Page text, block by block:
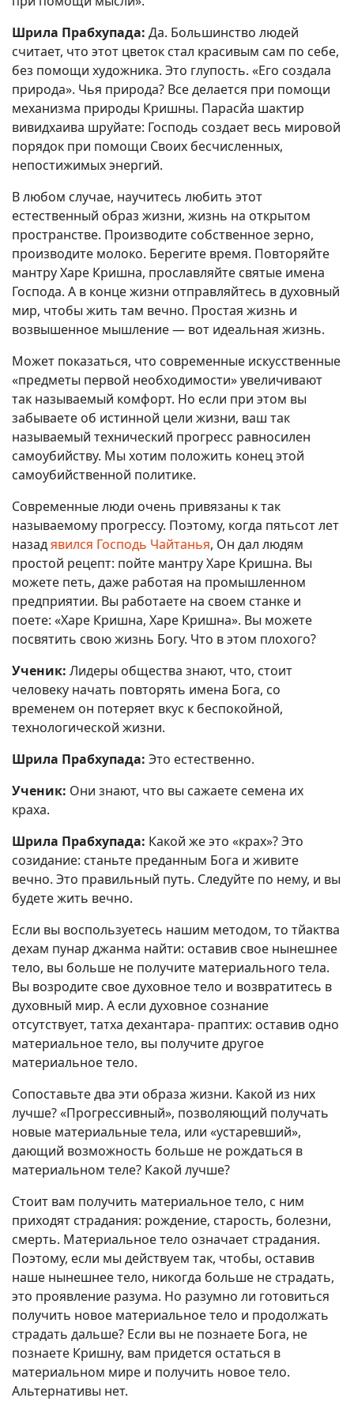
Шрила Прабхупада: Да. Большинство людей
считает, что этот цветок стал красивым сам по себе,
без помощи художника. Это глупость. «Его создала
природа». Чья природа? Все делается при помощи
механизма природы Кришны. Парасйа шактир
вивидхаива шруйате: Господь создает весь мировой
порядок при помощи Своих бесчисленных,
непостижимых энергий.
В любом случае, научитесь любить этот
естественный образ жизни, жизнь на открытом
пространстве. Производите собственное зерно,
производите молоко. Берегите время. Повторяйте
мантру Харе Кришна, прославляйте святые имена
Господа. А в конце жизни отправляйтесь в духовный
мир, чтобы жить там вечно. Простая жизнь и
возвышенное мышление — вот идеальная жизнь.
Может показаться, что современные искусственные
«предметы первой необходимости» увеличивают
так называемый комфорт. Но если при этом вы
забываете об истинной цели жизни, ваш так
называемый технический прогресс равносилен
самоубийству. Мы хотим положить конец этой
самоубийственной политике.
Современные люди очень привязаны к так
называемому прогрессу. Поэтому, когда пятьсот лет
назадявился Господь Чайтанья, Он дал людям
простой рецепт: пойте мантру Харе Кришна. Вы
можете петь, даже работая на промышленном
предприятии. Вы работаете на своем станке и
поете: «Харе Кришна, Харе Кришна». Вы можете
посвятить свою жизнь Богу. Что в этом плохого?
Ученик: Лидеры общества знают, что, стоит
человеку начать повторять имена Бога, со
временем он потеряет вкус к беспокойной,
технологической жизни.
Шрила Прабхупада: Это естественно.
Ученик: Они знают, что вы сажаете семена их
краха.
Шрила Прабхупада: Какой же это «крах»? Это
созидание: станьте преданным Бога и живите
вечно. Это правильный путь. Следуйте по нему, и вы
будете жить вечно.
Если вы воспользуетесь нашим методом, то тйактва
дехам пунар джанма найти: оставив свое нынешнее
тело, вы больше не получите материального тела.
Вы возродите свое духовное тело и возвратитесь в
духовный мир. А если духовное сознание
отсутствует, татха дехантара- праптих: оставив одно
материальное тело, вы получите другое
материальное тело.
Сопоставьте два эти образа жизни. Какой из них
лучше? «Прогрессивный», позволяющий получать
новые материальные тела, или «устаревший»,
дающий возможность больше не рождаться в
материальном теле? Какой лучше?
Стоит вам получить материальное тело, с ним
приходят страдания: рождение, старость, болезни,
смерть. Материальное тело означает страдания.
Поэтому, если мы действуем так, чтобы, оставив
наше нынешнее тело, никогда больше не страдать,
это проявление разума. Но разумно ли готовиться
получить новое материальное тело и продолжать
страдать дальше? Если вы не познаете Бога, не
познаете Кришну, вам придется остаться в
материальном мире и получить новое тело.
Альтернативы нет.